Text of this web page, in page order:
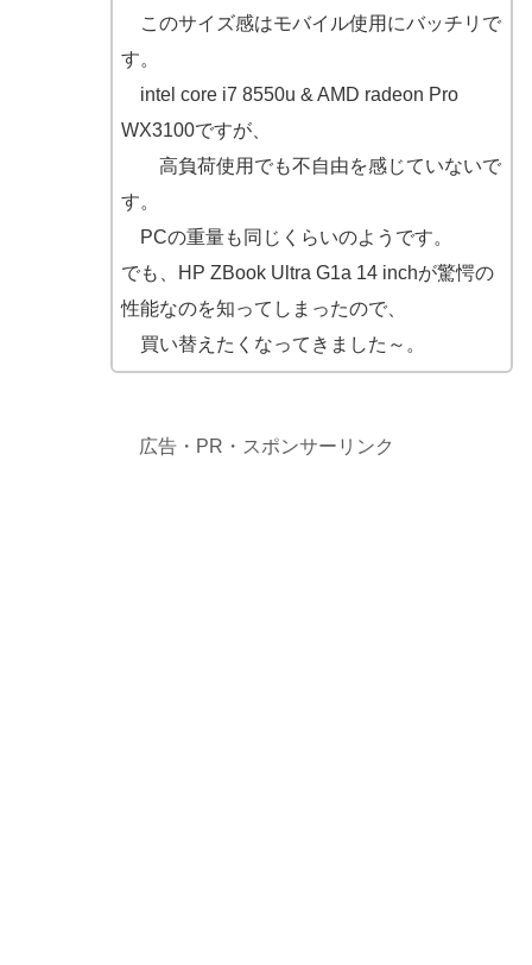
このサイズ感はモバイル使用にバッチリで
す。
intel core i7 8550u & AMD radeon Pro
WX3100ですが、
高負荷使用でも不自由を感じていないで
す。
PCの重量も同じくらいのようです。
でも、HP ZBook Ultra G1a 14 inchが驚愕の
性能なのを知ってしまったので、
買い替えたくなってきました～。
広告・PR・スポンサーリンク